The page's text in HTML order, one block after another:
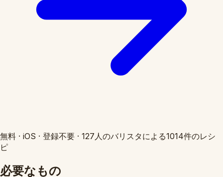
無料 · iOS · 登録不要 · 127人のバリスタによる1014件のレシ
ピ
必要なもの